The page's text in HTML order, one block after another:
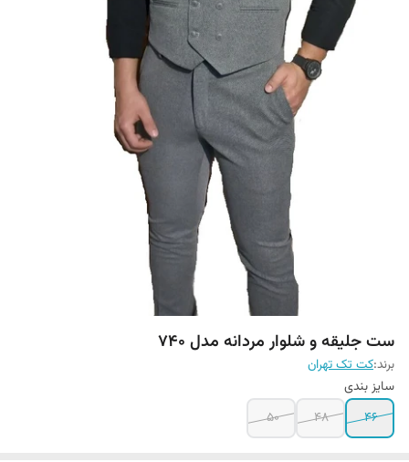
ست جلیقه و شلوار مردانه مدل 740
برند:کت تک تهران
سایز بندی
46
48 ۵۰